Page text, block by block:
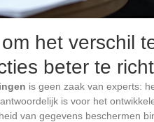
het verschil
beter te
is geen zaak van experts:
is voor het
van gegevens beschermen